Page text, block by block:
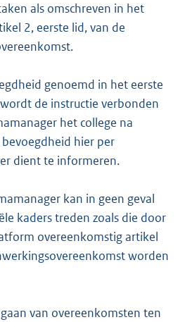
als omschreven in het
2, eerste lid, van de
genoemd in het eerste
de instructie verbonden
het college na
hier per
dient te informeren.
kan in geen geval
kaders treden zoals die door
overeenkomstig artikel
worden
van overeenkomsten ten